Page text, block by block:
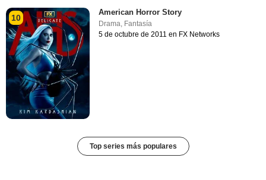
10
American Horror Story
Drama Fantasía
5 de octubre de 2011 en FX Networks
Top series más populares